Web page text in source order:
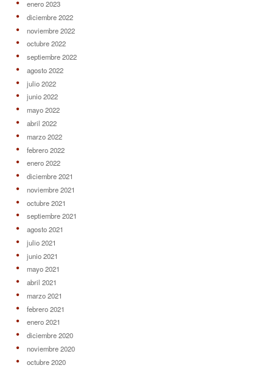
enero 2023
diciembre 2022
noviembre 2022
octubre 2022
septiembre 2022
agosto 2022
julio 2022
junio 2022
mayo 2022
abril 2022
marzo 2022
febrero 2022
enero 2022
diciembre 2021
noviembre 2021
octubre 2021
septiembre 2021
agosto 2021
julio 2021
junio 2021
mayo 2021
abril 2021
marzo 2021
febrero 2021
enero 2021
diciembre 2020
noviembre 2020
octubre 2020